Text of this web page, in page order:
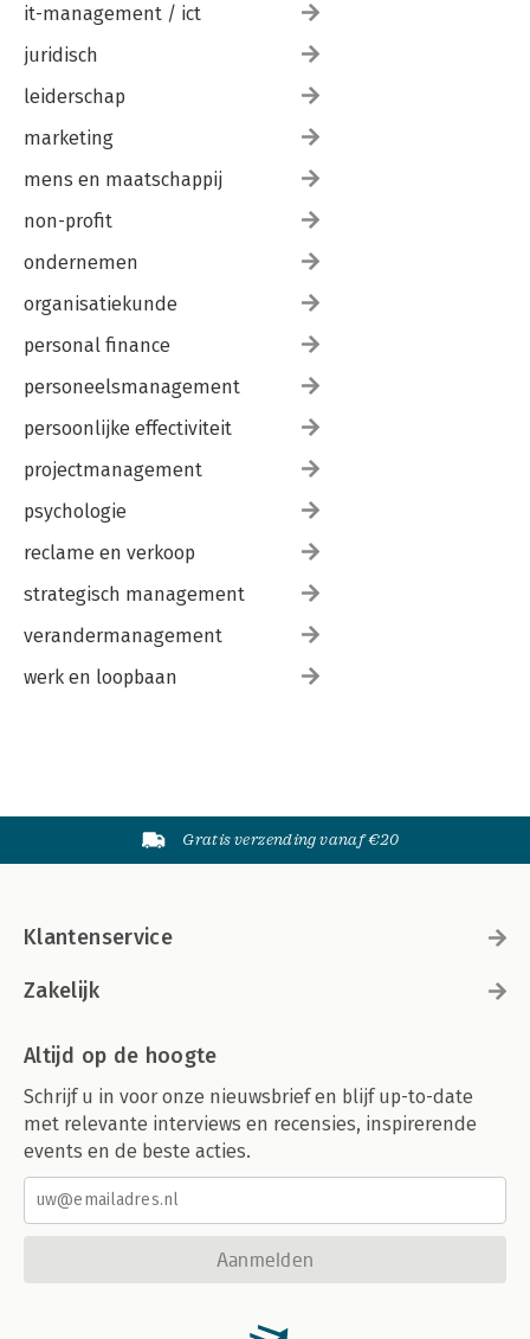
it-management / ict
juridisch
leiderschap
marketing
mens en maatschappij
non-profit
ondernemen
organisatiekunde
personal finance
personeelsmanagement
persoonlijke effectiviteit
projectmanagement
psychologie
reclame en verkoop
strategisch management
verandermanagement
werk en loopbaan
Gratis verzending vanaf €20
Klantenservice
Zakelijk
Altijd op de hoogte
Schrijf u in voor onze nieuwsbrief en blijf up-to-date
met relevante interviews en recensies, inspirerende
events en de beste acties.
Aanmelden